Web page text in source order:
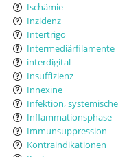
Ischämie
Inzidenz
Intertrigo
Intermediärfilamente
interdigital
Insuffizienz
Innexine
Infektion, systemische
Inflammationsphase
Immunsuppression
Kontraindikationen